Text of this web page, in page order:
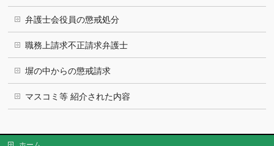
弁護士会役員の懲戒処分
職務上請求不正請求弁護士
塀の中からの懲戒請求
マスコミ等 紹介された内容